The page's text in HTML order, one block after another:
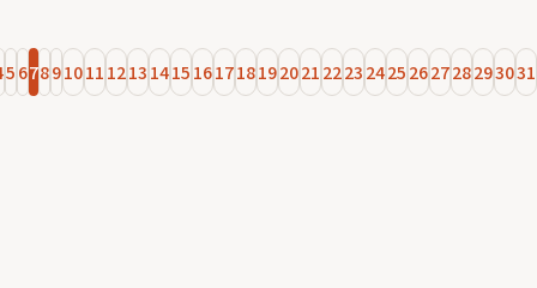
5 67891011 1213 1415 161718192021 2223 2425 262728293031